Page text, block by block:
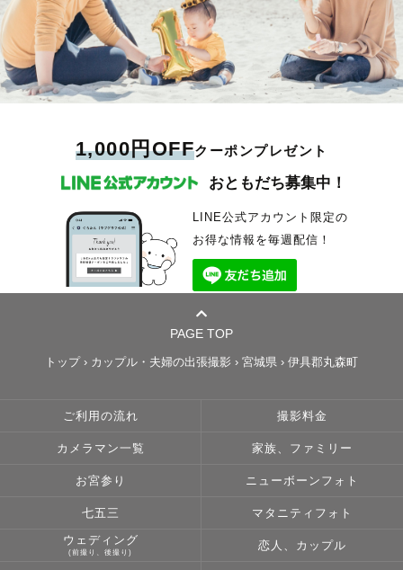
1,000円OFFクーポンプレゼント
おともだち募集中！
LINE公式アカウント限定の
お得な情報を毎週配信！
PAGE TOP
トップ › カップル・夫婦の出張撮影 › 宮城県 › 伊具郡丸森町
ご利用の流れ 撮影料金
カメラマン一覧 家族、ファミリー
お宮参り ニューボーンフォト
七五三 マタニティフォト
ウェディング
(前撮り、後撮り)
恋人、カップル